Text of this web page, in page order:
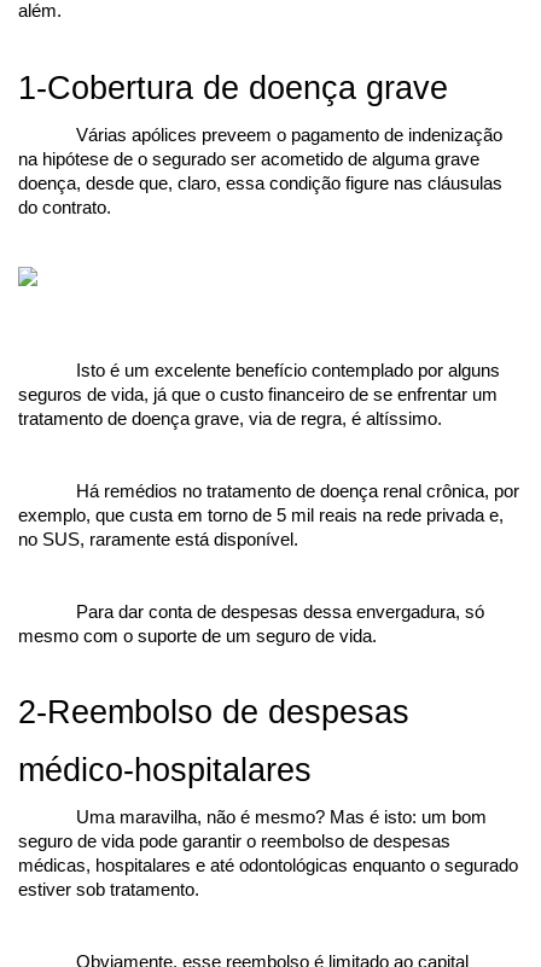
além.
1-Cobertura de doença grave
Várias apólices preveem o pagamento de indenização
na hipótese de o segurado ser acometido de alguma grave
doença, desde que, claro, essa condição figure nas cláusulas
do contrato.
Isto é um excelente benefício contemplado por alguns
seguros de vida, já que o custo financeiro de se enfrentar um
tratamento de doença grave, via de regra, é altíssimo.
Há remédios no tratamento de doença renal crônica, por
exemplo, que custa em torno de 5 mil reais na rede privada e,
no SUS, raramente está disponível.
Para dar conta de despesas dessa envergadura, só
mesmo com o suporte de um seguro de vida.
2-Reembolso de despesas
médico-hospitalares
Uma maravilha, não é mesmo? Mas é isto: um bom
seguro de vida pode garantir o reembolso de despesas
médicas, hospitalares e até odontológicas enquanto o segurado
estiver sob tratamento.
Obviamente, esse reembolso é limitado ao capital